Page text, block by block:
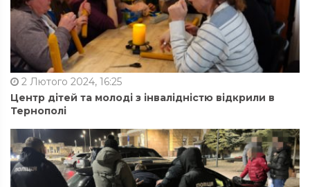
2 Лютого 2024, 16:25
Центр дітей та молоді з інвалідністю відкрили в
Тернополі